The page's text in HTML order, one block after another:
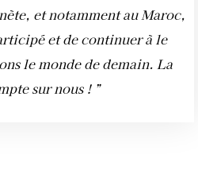
et notamment au Maroc,
et de continuer à le
le monde de demain. La
sur nous ! ”